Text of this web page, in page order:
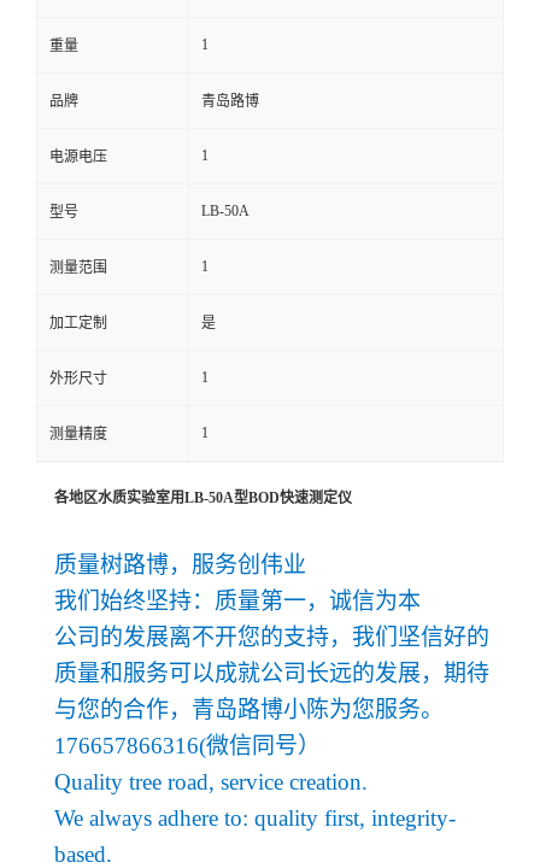
在
线
留
言
重量 1
品牌 青岛路博
电源电压 1
型号 LB-50A
测量范围 1
加工定制 是
外形尺寸 1
测量精度 1
各地区水质实验室用LB-50A型BOD快速测定仪
质量树路博，服务创伟业
我们始终坚持：质量第一，诚信为本
公司的发展离不开您的支持，我们坚信好的
质量和服务可以成就公司长远的发展，期待
与您的合作，青岛路博小陈为您服务。
176657866316(微信同号）
Quality tree road, service creation.
We always adhere to: quality first, integrity-
based.